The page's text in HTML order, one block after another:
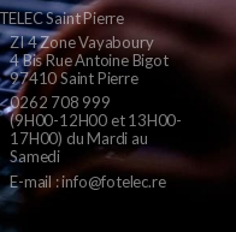
Saint Pierre
ZI 4 Zone Vayaboury
4 Bis Rue Antoine Bigot
97410 Saint Pierre
0262 708 999
(9H00-12H00 et 13H00-
17H00) du Mardi au
Samedi
E-mail : info@fotelec.re